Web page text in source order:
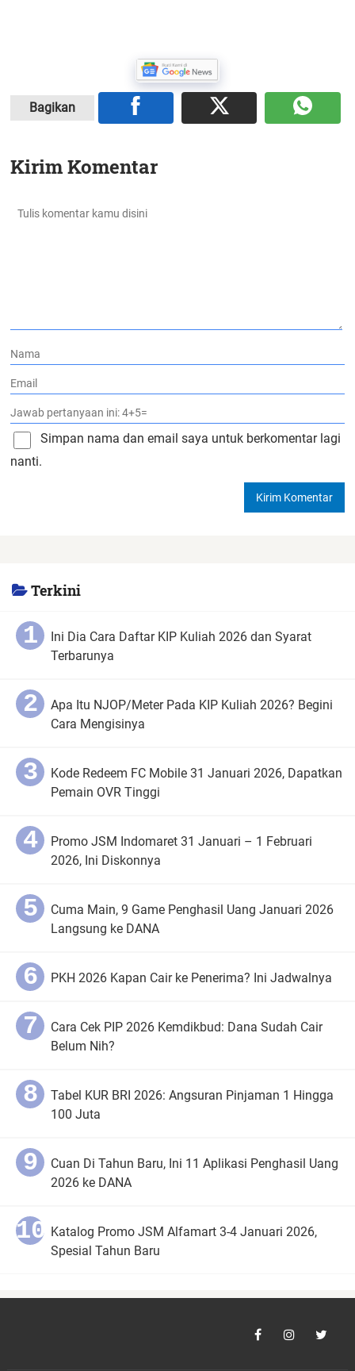
Bagikan
Kirim Komentar
Simpan nama dan email saya untuk berkomentar lagi
nanti.
Terkini
Ini Dia Cara Daftar KIP Kuliah 2026 dan Syarat
Terbarunya
Apa Itu NJOP/Meter Pada KIP Kuliah 2026? Begini
Cara Mengisinya
Kode Redeem FC Mobile 31 Januari 2026, Dapatkan
Pemain OVR Tinggi
Promo JSM Indomaret 31 Januari – 1 Februari
2026, Ini Diskonnya
Cuma Main, 9 Game Penghasil Uang Januari 2026
Langsung ke DANA
PKH 2026 Kapan Cair ke Penerima? Ini Jadwalnya
Cara Cek PIP 2026 Kemdikbud: Dana Sudah Cair
Belum Nih?
Tabel KUR BRI 2026: Angsuran Pinjaman 1 Hingga
100 Juta
Cuan Di Tahun Baru, Ini 11 Aplikasi Penghasil Uang
2026 ke DANA
Katalog Promo JSM Alfamart 3-4 Januari 2026,
Spesial Tahun Baru